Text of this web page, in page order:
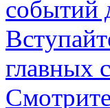
событий
главных